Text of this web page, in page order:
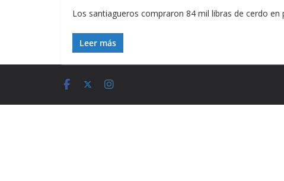
Los santiagueros compraron 84 mil libras de cerdo
Leer más